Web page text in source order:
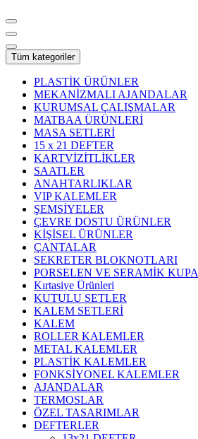
Tüm kategoriler
PLASTİK ÜRÜNLER
MEKANİZMALI AJANDALAR
KURUMSAL ÇALIŞMALAR
MATBAA ÜRÜNLERİ
MASA SETLERİ
15 x 21 DEFTER
KARTVİZİTLİKLER
SAATLER
ANAHTARLIKLAR
VIP KALEMLER
ŞEMSİYELER
ÇEVRE DOSTU ÜRÜNLER
KİŞİSEL ÜRÜNLER
ÇANTALAR
SEKRETER BLOKNOTLARI
PORSELEN VE SERAMİK KUPA
Kırtasiye Ürünleri
KUTULU SETLER
KALEM SETLERİ
KALEM
ROLLER KALEMLER
METAL KALEMLER
PLASTİK KALEMLER
FONKSİYONEL KALEMLER
AJANDALAR
TERMOSLAR
ÖZEL TASARIMLAR
DEFTERLER